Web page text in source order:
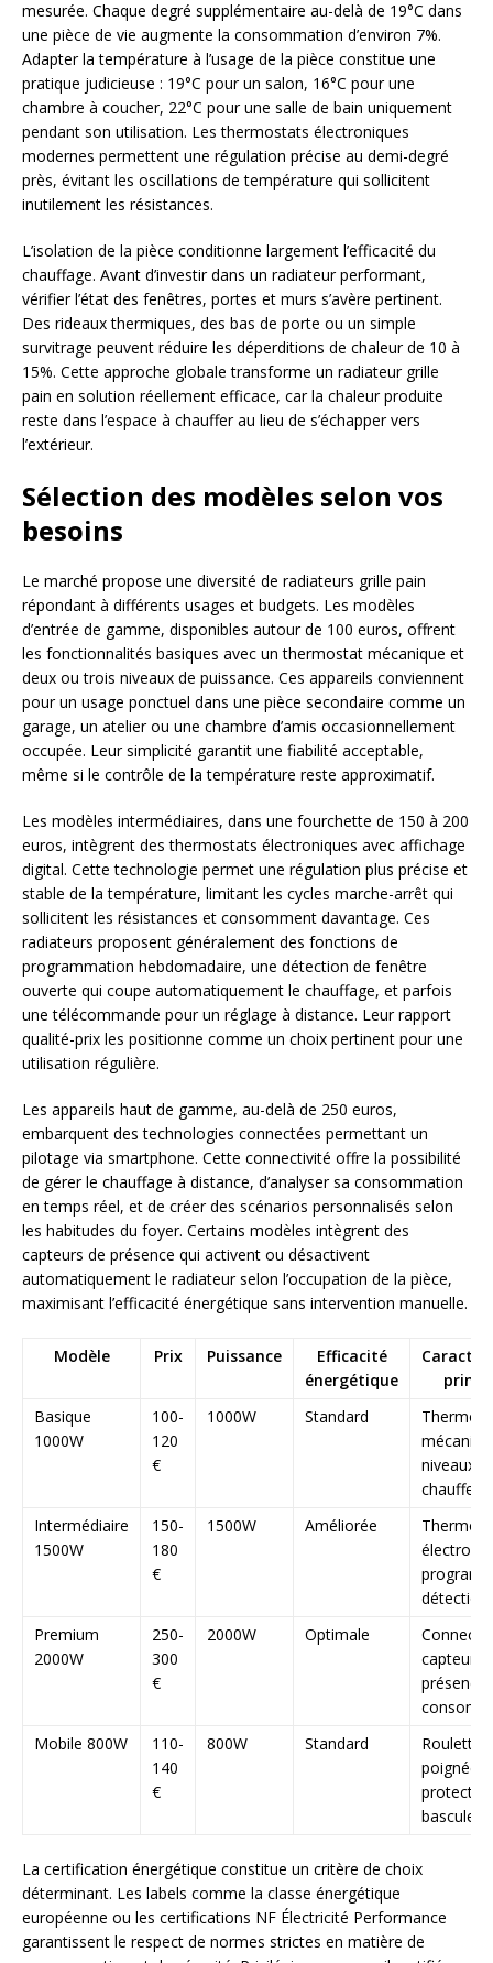
mesurée. Chaque degré supplémentaire au-delà de 19°C dans
une pièce de vie augmente la consommation d’environ 7%.
Adapter la température à l’usage de la pièce constitue une
pratique judicieuse : 19°C pour un salon, 16°C pour une
chambre à coucher, 22°C pour une salle de bain uniquement
pendant son utilisation. Les thermostats électroniques
modernes permettent une régulation précise au demi-degré
près, évitant les oscillations de température qui sollicitent
inutilement les résistances.
L’isolation de la pièce conditionne largement l’efficacité du
chauffage. Avant d’investir dans un radiateur performant,
vérifier l’état des fenêtres, portes et murs s’avère pertinent.
Des rideaux thermiques, des bas de porte ou un simple
survitrage peuvent réduire les déperditions de chaleur de 10 à
15%. Cette approche globale transforme un radiateur grille
pain en solution réellement efficace, car la chaleur produite
reste dans l’espace à chauffer au lieu de s’échapper vers
l’extérieur.
Sélection des modèles selon vos
besoins
Le marché propose une diversité de radiateurs grille pain
répondant à différents usages et budgets. Les modèles
d’entrée de gamme, disponibles autour de 100 euros, offrent
les fonctionnalités basiques avec un thermostat mécanique et
deux ou trois niveaux de puissance. Ces appareils conviennent
pour un usage ponctuel dans une pièce secondaire comme un
garage, un atelier ou une chambre d’amis occasionnellement
occupée. Leur simplicité garantit une fiabilité acceptable,
même si le contrôle de la température reste approximatif.
Les modèles intermédiaires, dans une fourchette de 150 à 200
euros, intègrent des thermostats électroniques avec affichage
digital. Cette technologie permet une régulation plus précise et
stable de la température, limitant les cycles marche-arrêt qui
sollicitent les résistances et consomment davantage. Ces
radiateurs proposent généralement des fonctions de
programmation hebdomadaire, une détection de fenêtre
ouverte qui coupe automatiquement le chauffage, et parfois
une télécommande pour un réglage à distance. Leur rapport
qualité-prix les positionne comme un choix pertinent pour une
utilisation régulière.
Les appareils haut de gamme, au-delà de 250 euros,
embarquent des technologies connectées permettant un
pilotage via smartphone. Cette connectivité offre la possibilité
de gérer le chauffage à distance, d’analyser sa consommation
en temps réel, et de créer des scénarios personnalisés selon
les habitudes du foyer. Certains modèles intègrent des
capteurs de présence qui activent ou désactivent
automatiquement le radiateur selon l’occupation de la pièce,
maximisant l’efficacité énergétique sans intervention manuelle.
Modèle Prix Puissance
Efficacité
énergétique
Basique
1000W
100-
120
€
1000W Standard
niveaux
chauffe
Intermédiaire
1500W
150-
180
€
1500W Améliorée
Premium
2000W
250-
300
€
2000W Optimale
Connecté,
capteur
Mobile 800W
110-
140
€
800W Standard
Roulettes,
poignée,
La certification énergétique constitue un critère de choix
déterminant. Les labels comme la classe énergétique
européenne ou les certifications NF Électricité Performance
garantissent le respect de normes strictes en matière de